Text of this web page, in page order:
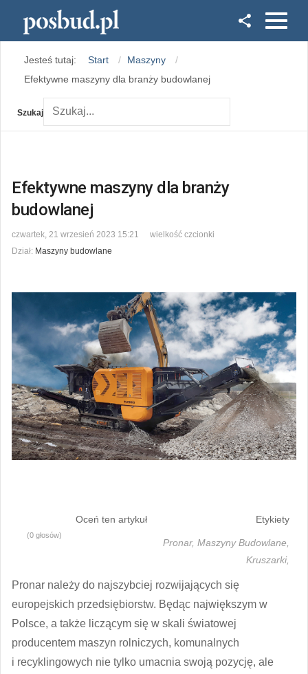
Instagram
Jesteś tutaj: Start
Maszyny
Efektywne maszyny dla branży budowlanej
Szukaj
Efektywne maszyny dla branży
budowlanej
czwartek, 21 wrzesień 2023 15:21
wielkość czcionki
Dział: Maszyny budowlane
Oceń ten artykuł
(0 głosów)
Etykiety
Pronar, Maszyny Budowlane,
Kruszarki,
Pronar należy do najszybciej rozwijających się
europejskich przedsiębiorstw. Będąc największym w
Polsce, a także liczącym się w skali światowej
producentem maszyn rolniczych, komunalnych
i recyklingowych nie tylko umacnia swoją pozycję, ale